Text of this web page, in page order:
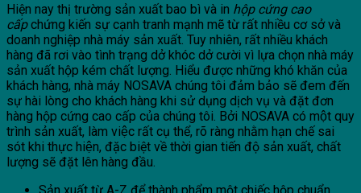
Hiện nay thị trường sản xuất bao bì và in hộp cứng cao
cấpchứng kiến sự cạnh tranh mạnh mẽ từ rất nhiều cơ sở và
doanh nghiệp nhà máy sản xuất. Tuy nhiên, rất nhiều khách
hàng đã rơi vào tình trạng dở khóc dở cười vì lựa chọn nhà máy
sản xuất hộp kém chất lượng. Hiểu được những khó khăn của
khách hàng, nhà máy NOSAVA chúng tôi đảm bảo sẽ đem đến
sự hài lòng cho khách hàng khi sử dụng dịch vụ và đặt đơn
hàng hộp cứng cao cấp của chúng tôi. Bởi NOSAVA có một quy
trình sản xuất, làm việc rất cụ thể, rõ ràng nhằm hạn chế sai
sót khi thực hiện, đặc biệt về thời gian tiến độ sản xuất, chất
lượng sẽ đặt lên hàng đầu.